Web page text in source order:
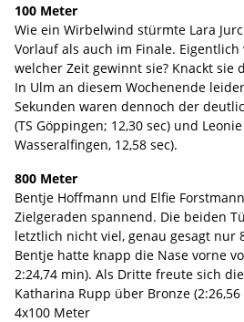
100 Meter
Wie ein Wirbelwind stürmte Lara
Vorlauf als auch im Finale.
welcher Zeit gewinnt sie? Knackt sie
In Ulm an diesem Wochenende
Sekunden waren dennoch der
(TS Göppingen; 12,30 sec) und Leonie
Wasseralfingen, 12,58 sec).
800 Meter
Bentje Hoffmann und Elfie
Zielgeraden spannend. Die beiden
letztlich nicht viel, genau gesagt nur
Bentje hatte knapp die Nase vorne
2:24,74 min). Als Dritte freute sich
Katharina Rupp über Bronze (2:26,56
4x100 Meter